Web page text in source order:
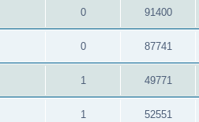
0 91400
0 87741
1 49771
1 52551